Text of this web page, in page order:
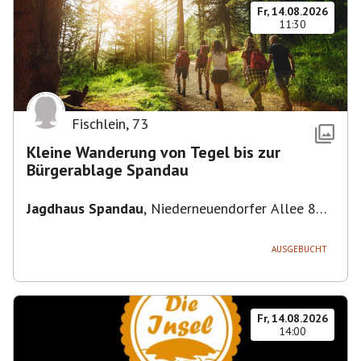
Fr, 14.08.2026
11:30
Fischlein, 73
Kleine Wanderung von Tegel bis zur
Bürgerablage Spandau
Jagdhaus Spandau, Niederneuendorfer Allee 80,
AUSGEBUCHT
Fr, 14.08.2026
14:00